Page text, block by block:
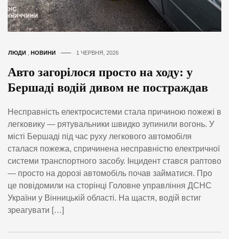
ЛЮДИ НОВИНИ 1 ЧЕРВНЯ, 2026
Авто загорілося просто на ходу: у
Бершаді водій дивом не постраждав
Несправність електросистеми стала причиною пожежі в
легковику — рятувальники швидко зупинили вогонь. У
місті Бершаді під час руху легкового автомобіля
сталася пожежа, спричинена несправністю електричної
системи транспортного засобу. Інцидент стався раптово
— просто на дорозі автомобіль почав займатися. Про
це повідомили на сторінці Головне управління ДСНС
України у Вінницькій області. На щастя, водій встиг
зреагувати […]